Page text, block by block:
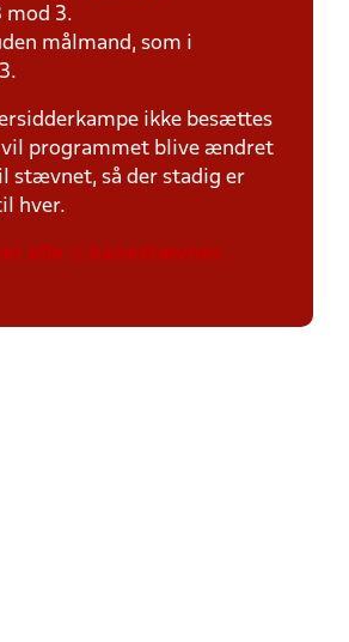
mod 3.
målmand, som i
ikke besættes
vil programmet blive ændret
stævnet, så der stadig er
hver.
alle ½ banestævner.